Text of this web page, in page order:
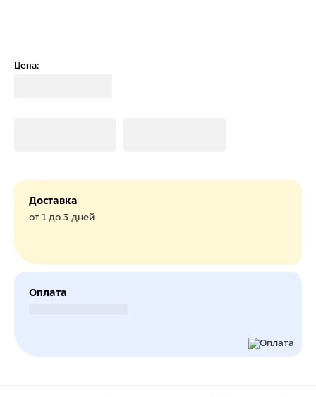
Цена:
Доставка
от 1 до 3 дней
Оплата